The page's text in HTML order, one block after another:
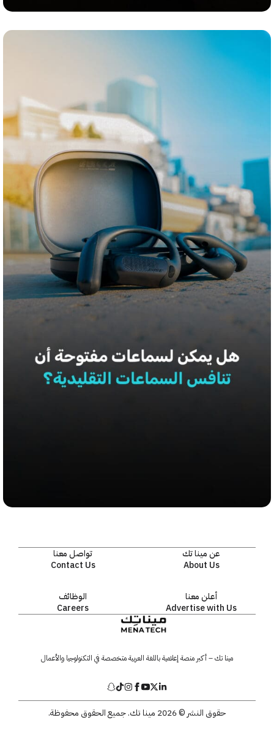
عن مينا تك
About Us
تواصل معنا
Contact Us
أعلن معنا
Advertise with Us
الوظائف
Careers
مينا تك – أكبر منصة إعلامية باللغة العربية متخصصة في التكنولوجيا والأعمال
حقوق النشر © 2026 مينا تك. جميع الحقوق محفوظة.